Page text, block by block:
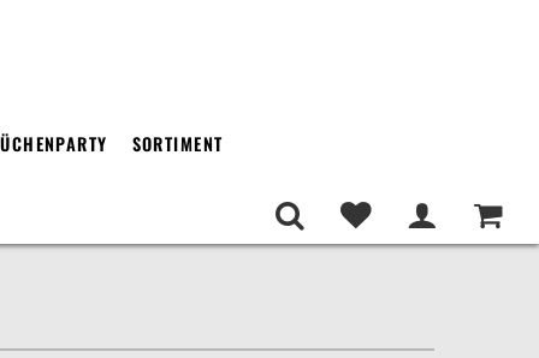
SORTIMENT